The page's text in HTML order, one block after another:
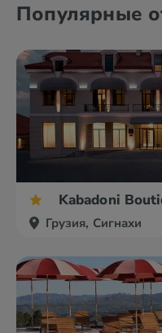
Популярные
Kabadoni
Грузия, Сигнахи